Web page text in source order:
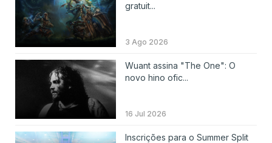
gratuit...
3 Ago 2026
Wuant assina "The One": O
novo hino ofic...
16 Jul 2026
Inscrições para o Summer Split